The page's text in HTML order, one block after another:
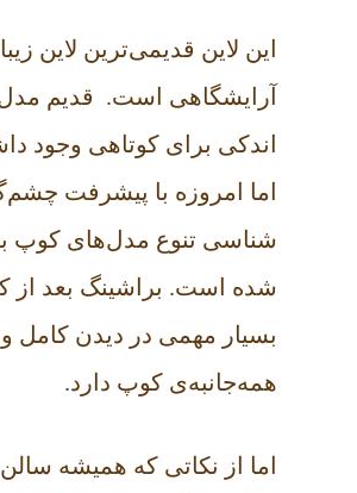
این لاین قدیمی‌ترین لاین
آرایشگاهی است. قدیم
اندکی برای کوتاهی وجود
اما امروزه با پیشرفت
شناسی تنوع مدل‌های کوپ
شده است. براشینگ بعد
بسیار مهمی در دیدن کامل و
همه‌جانبه‌ی کوپ دارد.
اما از نکاتی که همیشه سالن